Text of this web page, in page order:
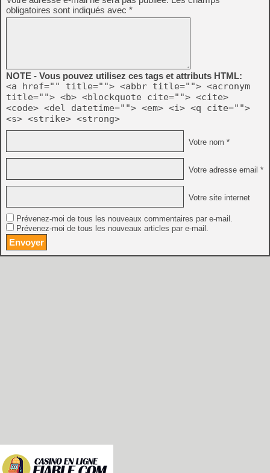
obligatoires sont indiqués avec *
NOTE - Vous pouvez utilisez ces tags et attributs HTML:
<a href="" title=""> <abbr title=""> <acronym
title=""> <b> <blockquote cite=""> <cite>
<code> <del datetime=""> <em> <i> <q cite="">
<s> <strike> <strong>
Votre nom *
Votre adresse email *
Votre site internet
Prévenez-moi de tous les nouveaux commentaires par e-mail.
Prévenez-moi de tous les nouveaux articles par e-mail.